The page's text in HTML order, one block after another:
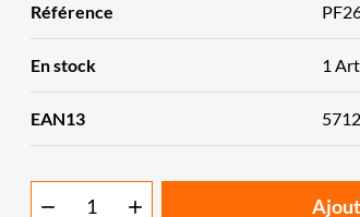
Référence
En stock 1
EAN13
 